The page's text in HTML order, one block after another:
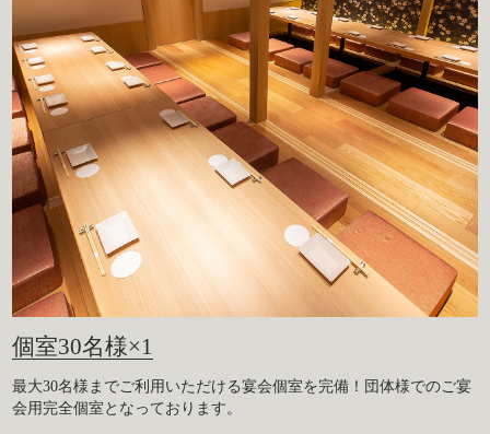
個室30名様×1
最大30名様までご利用いただける宴会個室を完備！団体様でのご宴
会用完全個室となっております。